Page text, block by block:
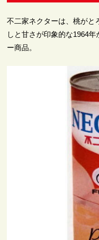
不二家ネクターは、桃がと
しと甘さが印象的な1964
ー商品。